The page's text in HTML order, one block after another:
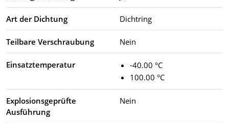
Art der Dichtung Dichtring
Teilbare Verschraubung Nein
Einsatztemperatur
-40.00 °C
100.00 °C
Explosionsgeprüfte
Ausführung
Nein